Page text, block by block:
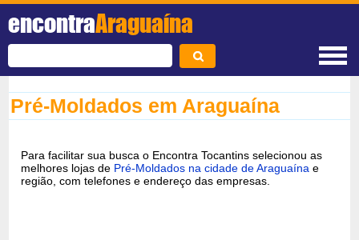
encontraAraguaína
Pré-Moldados em Araguaína
Para facilitar sua busca o Encontra Tocantins selecionou as
melhores lojas de Pré-Moldados na cidade de Araguaína e
região, com telefones e endereço das empresas.